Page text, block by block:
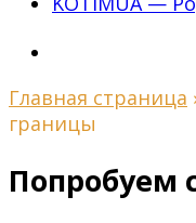
Главная страница
границы
Попробуем